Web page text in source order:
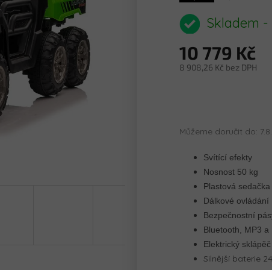
produktu
je
z
Skladem -
10 779 Kč
8 908,26 Kč bez DPH
Můžeme doručit do:
Svítící efekty
Nosnost 50 kg
Plastová sedačka
Dálkové ovládání
Bezpečnostní
Bluetooth, MP3 a
Elektrický sklápěč
Silnější baterie